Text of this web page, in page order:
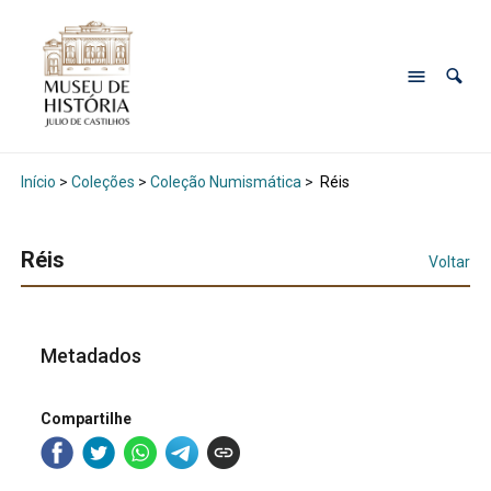
Início > Coleções > Coleção Numismática > Réis
Réis Voltar
Metadados
Compartilhe